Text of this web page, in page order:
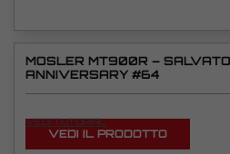
MOSLER MT900R –
ANNIVERSARY #64
VEDI TUTORIAL
VEDI IL PRODOTTO